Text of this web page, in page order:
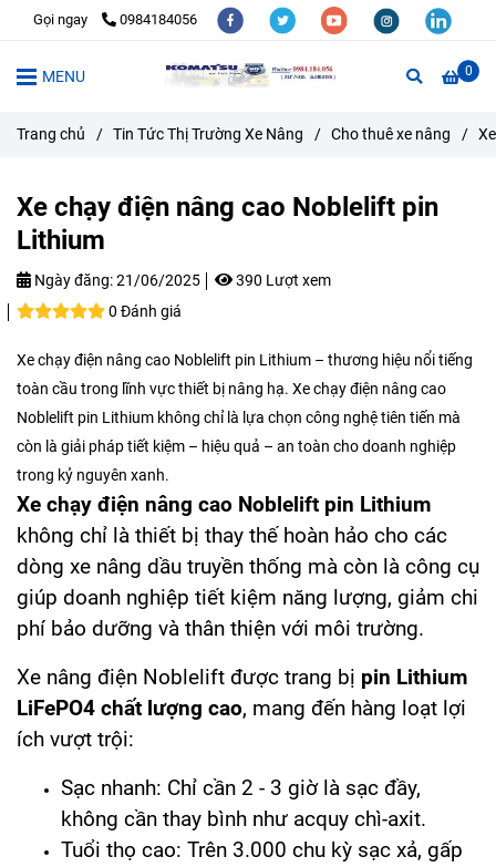
Gọi ngay 0984184056
0
MENU
Trang chủ / Tin Tức Thị Trường Xe Nâng / Cho thuê xe nâng /
Xe chạy điện nâng cao Noblelift pin
Lithium
Ngày đăng:21/06/2025
390 Lượt xem
0 Đánh giá
Xe chạy điện nâng cao Noblelift pin Lithium – thương hiệu nổi tiếng
toàn cầu trong lĩnh vực thiết bị nâng hạ. Xe chạy điện nâng cao
Noblelift pin Lithium không chỉ là lựa chọn công nghệ tiên tiến mà
còn là giải pháp tiết kiệm – hiệu quả – an toàn cho doanh nghiệp
trong kỷ nguyên xanh.
Xe chạy điện nâng cao Noblelift pin Lithium
không chỉ là thiết bị thay thế hoàn hảo cho các
dòng xe nâng dầu truyền thống mà còn là công cụ
giúp doanh nghiệp tiết kiệm năng lượng, giảm chi
phí bảo dưỡng và thân thiện với môi trường.
Xe nâng điện Noblelift được trang bị pin Lithium
LiFePO4 chất lượng cao, mang đến hàng loạt lợi
ích vượt trội:
Sạc nhanh: Chỉ cần 2 - 3 giờ là sạc đầy,
không cần thay bình như acquy chì-axit.
Tuổi thọ cao: Trên 3.000 chu kỳ sạc xả, gấp